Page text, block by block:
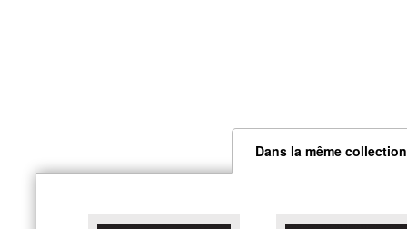
Dans la même